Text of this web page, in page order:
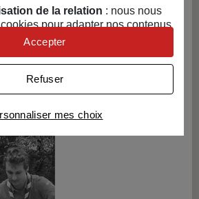
car leurs engagements ont inscrit
et une envie de participer à la
de demain.
de la relation : nous nous
pour adapter nos contenus
nos offres
: nous utilisons avec nos
mes choix
Refuser
Accepter